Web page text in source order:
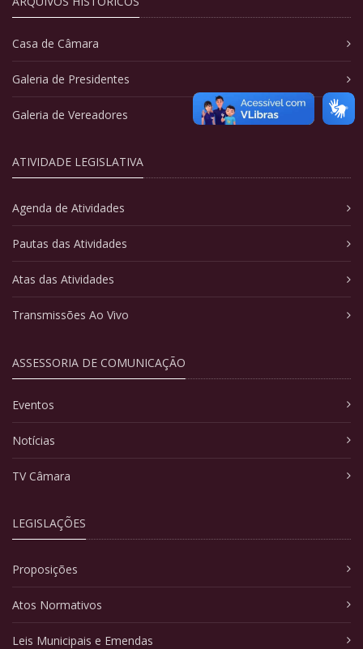
Casa de Câmara
Galeria de Presidentes
Galeria de Vereadores
ATIVIDADE LEGISLATIVA
Agenda de Atividades
Pautas das Atividades
Atas das Atividades
Transmissões Ao Vivo
ASSESSORIA DE COMUNICAÇÃO
Eventos
Notícias
TV Câmara
LEGISLAÇÕES
Proposições
Atos Normativos
Leis Municipais e Emendas